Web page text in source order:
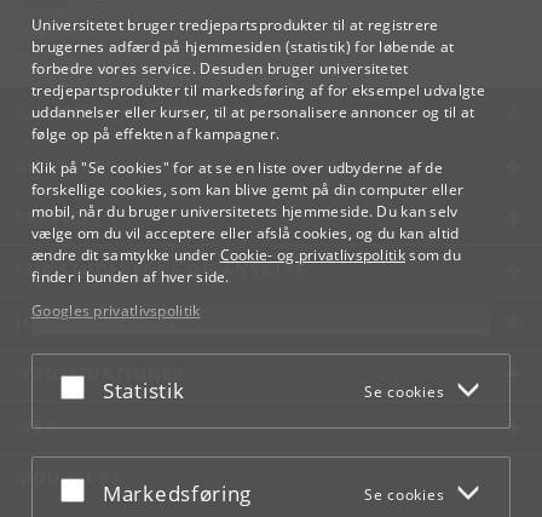
Universitetet bruger tredjepartsprodukter til at registrere
brugernes adfærd på hjemmesiden (statistik) for løbende at
forbedre vores service. Desuden bruger universitetet
tredjepartsprodukter til markedsføring af for eksempel udvalgte
uddannelser eller kurser, til at personalisere annoncer og til at
følge op på effekten af kampagner.
Klik på "Se cookies" for at se en liste over udbyderne af de
forskellige cookies, som kan blive gemt på din computer eller
mobil, når du bruger universitetets hjemmeside. Du kan selv
vælge om du vil acceptere eller afslå cookies, og du kan altid
ændre dit samtykke under Cookie- og privatlivspolitiksom du
finder i bunden af hver side.
Googles privatlivspolitik
Acceptér eller afslå
Statistik Se cookies
Acceptér eller afslå
Markedsføring Se cookies
Videreuddannelse og Livslang Læring
lifelonglearning@adm.ku.dk
KØBENHAVNS UNIVERSITET
KONTAKT
SERVICES
FOR STUDERENDE OG ANSATTE
JOB OG KARRIERE
NØDSITUATIONER
WEB
MØD KU PÅ